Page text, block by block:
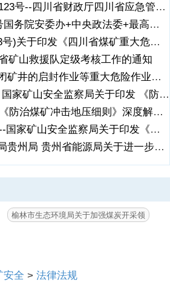
厅关于提前下达2026年中央财政安全生产预防和应急救援能力建设补助资金预算的通知(1)-副本
检+公安部+司法部+关于开展矿山、化工、消防、工贸等重点行业领域“打非治违”工作的通知(1)
《四川省煤矿重大危险作业报备监管工作》的通知
矿山救援队定级考核工作的通知
等重大危险作业工作指南征求意见稿（试行）》意见的函
全监察局关于印发 《防治煤矿冲击地压细则》的通知
煤矿冲击地压细则》深度解读培训课件
监察局关于印发《防治煤矿冲击地压细则》的通知
能源局关于进一步加强煤矿“三大系统”安全管理的通知
榆林市生态环境局关于加强煤炭开采领
安全 > 法律法规